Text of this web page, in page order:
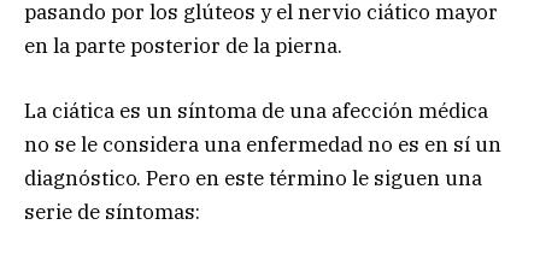
pasando por los glúteos y el nervio ciático mayor
en la parte posterior de la pierna.
La ciática es un síntoma de una afección médica
no se le considera una enfermedad no es en sí un
diagnóstico. Pero en este término le siguen una
serie de síntomas: